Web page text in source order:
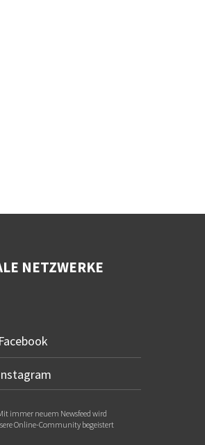
NETZWERKE
Facebook
immer neuem Newsfeed wird
Online-Community begeistert